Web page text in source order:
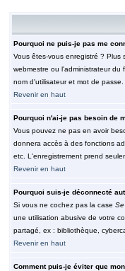
Pourquoi ne puis-je pas me
Vous êtes-vous enregistré ? Plus
webmestre ou l'administrateur
nom d'utilisateur et mot de
Revenir en haut
Pourquoi n'ai-je pas besoin de
Vous pouvez ne pas en avoir
donnera accès à des fonctions
etc. L'enregistrement prend
Revenir en haut
Pourquoi suis-je déconnecté
Si vous ne cochez pas la case
une utilisation abusive de votre
partagé, ex : bibliothèque,
Revenir en haut
Comment puis-je éviter que